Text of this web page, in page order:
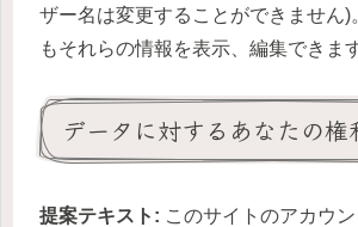
ザー名は変更することができません)
もそれらの情報を表示、編集できます
データに対するあなたの権
提案テキスト: このサイトのアカウ